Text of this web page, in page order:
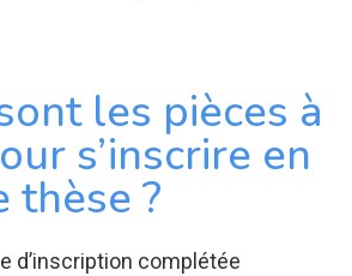
les pièces à
s’inscrire en
thèse ?
d’inscription complétée